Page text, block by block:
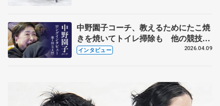
中野園子コーチ、教えるためにたこ焼
きを焼いてトイレ掃除も 他の競技に
も通用するという坂本花織の筋肉
インタビュー 2026.04.09